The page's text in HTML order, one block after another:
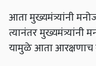
आता मुख्यमंत्र्यांनी
त्यानंतर
यामुळे आता आरक्षणाच